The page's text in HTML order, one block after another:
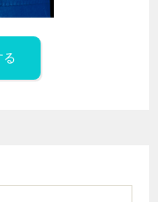
る